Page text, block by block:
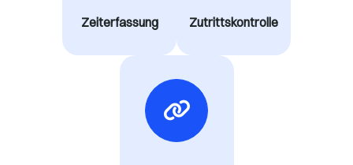
Zeiterfassung Zutrittskontrolle